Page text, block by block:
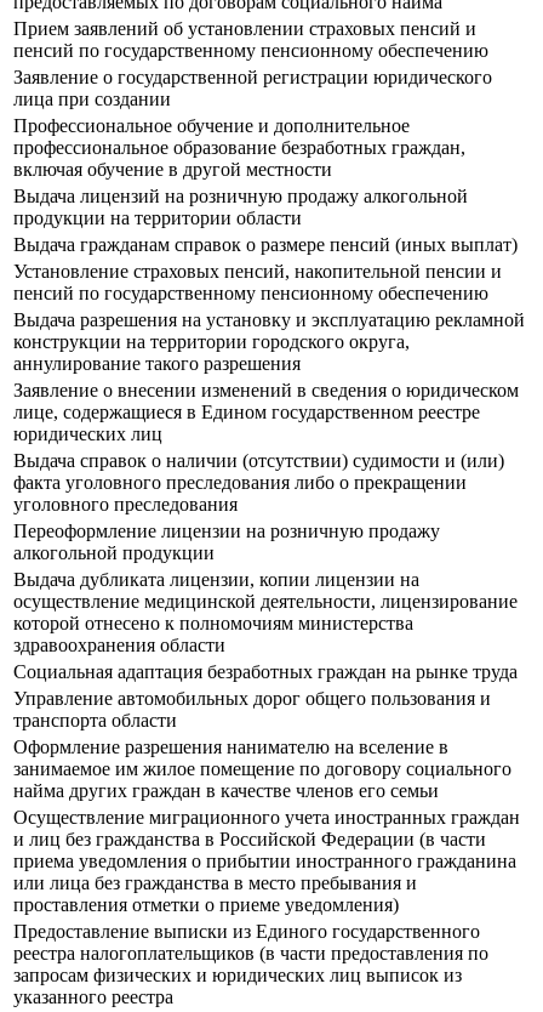
Прием заявлений об установлении страховых пенсий и
пенсий по государственному пенсионному обеспечению
Заявление о государственной регистрации юридического
лица при создании
Профессиональное обучение и дополнительное
профессиональное образование безработных граждан,
включая обучение в другой местности
Выдача лицензий на розничную продажу алкогольной
продукции на территории области
Выдача гражданам справок о размере пенсий (иных выплат)
Установление страховых пенсий, накопительной пенсии и
пенсий по государственному пенсионному обеспечению
Выдача разрешения на установку и эксплуатацию рекламной
конструкции на территории городского округа,
аннулирование такого разрешения
Заявление о внесении изменений в сведения о юридическом
лице, содержащиеся в Едином государственном реестре
юридических лиц
Выдача справок о наличии (отсутствии) судимости и (или)
факта уголовного преследования либо о прекращении
уголовного преследования
Переоформление лицензии на розничную продажу
алкогольной продукции
Выдача дубликата лицензии, копии лицензии на
осуществление медицинской деятельности, лицензирование
которой отнесено к полномочиям министерства
здравоохранения области
Социальная адаптация безработных граждан на рынке труда
Управление автомобильных дорог общего пользования и
транспорта области
Оформление разрешения нанимателю на вселение в
занимаемое им жилое помещение по договору социального
найма других граждан в качестве членов его семьи
Осуществление миграционного учета иностранных граждан
и лиц без гражданства в Российской Федерации (в части
приема уведомления о прибытии иностранного гражданина
или лица без гражданства в место пребывания и
проставления отметки о приеме уведомления)
Предоставление выписки из Единого государственного
реестра налогоплательщиков (в части предоставления по
запросам физических и юридических лиц выписок из
указанного реестра